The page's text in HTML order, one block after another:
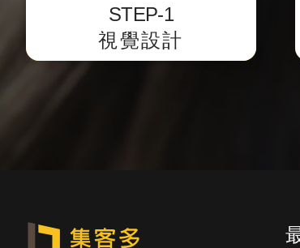
STEP-1
視覺設計
面，
並提供客戶預覽網址校稿。